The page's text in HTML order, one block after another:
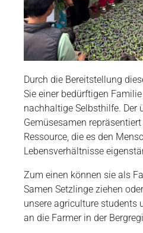
Durch die Bereitstellung
Sie einer bedürftigen
nachhaltige Selbsthilfe. Der
Gemüsesamen
Ressource, die es den
Lebensverhältnisse
Zum einen können sie als
Samen Setzlinge ziehen
unsere agriculture students
an die Farmer in der